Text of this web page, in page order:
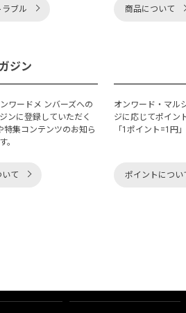
ブル 商品について
ジン
ワードメ ンバーズへの
ンに登録していただく
特集コンテンツのお知ら
。
いて
オンワード・マル
ジに応じてポイン
「1ポイント=1円
ポイントについ